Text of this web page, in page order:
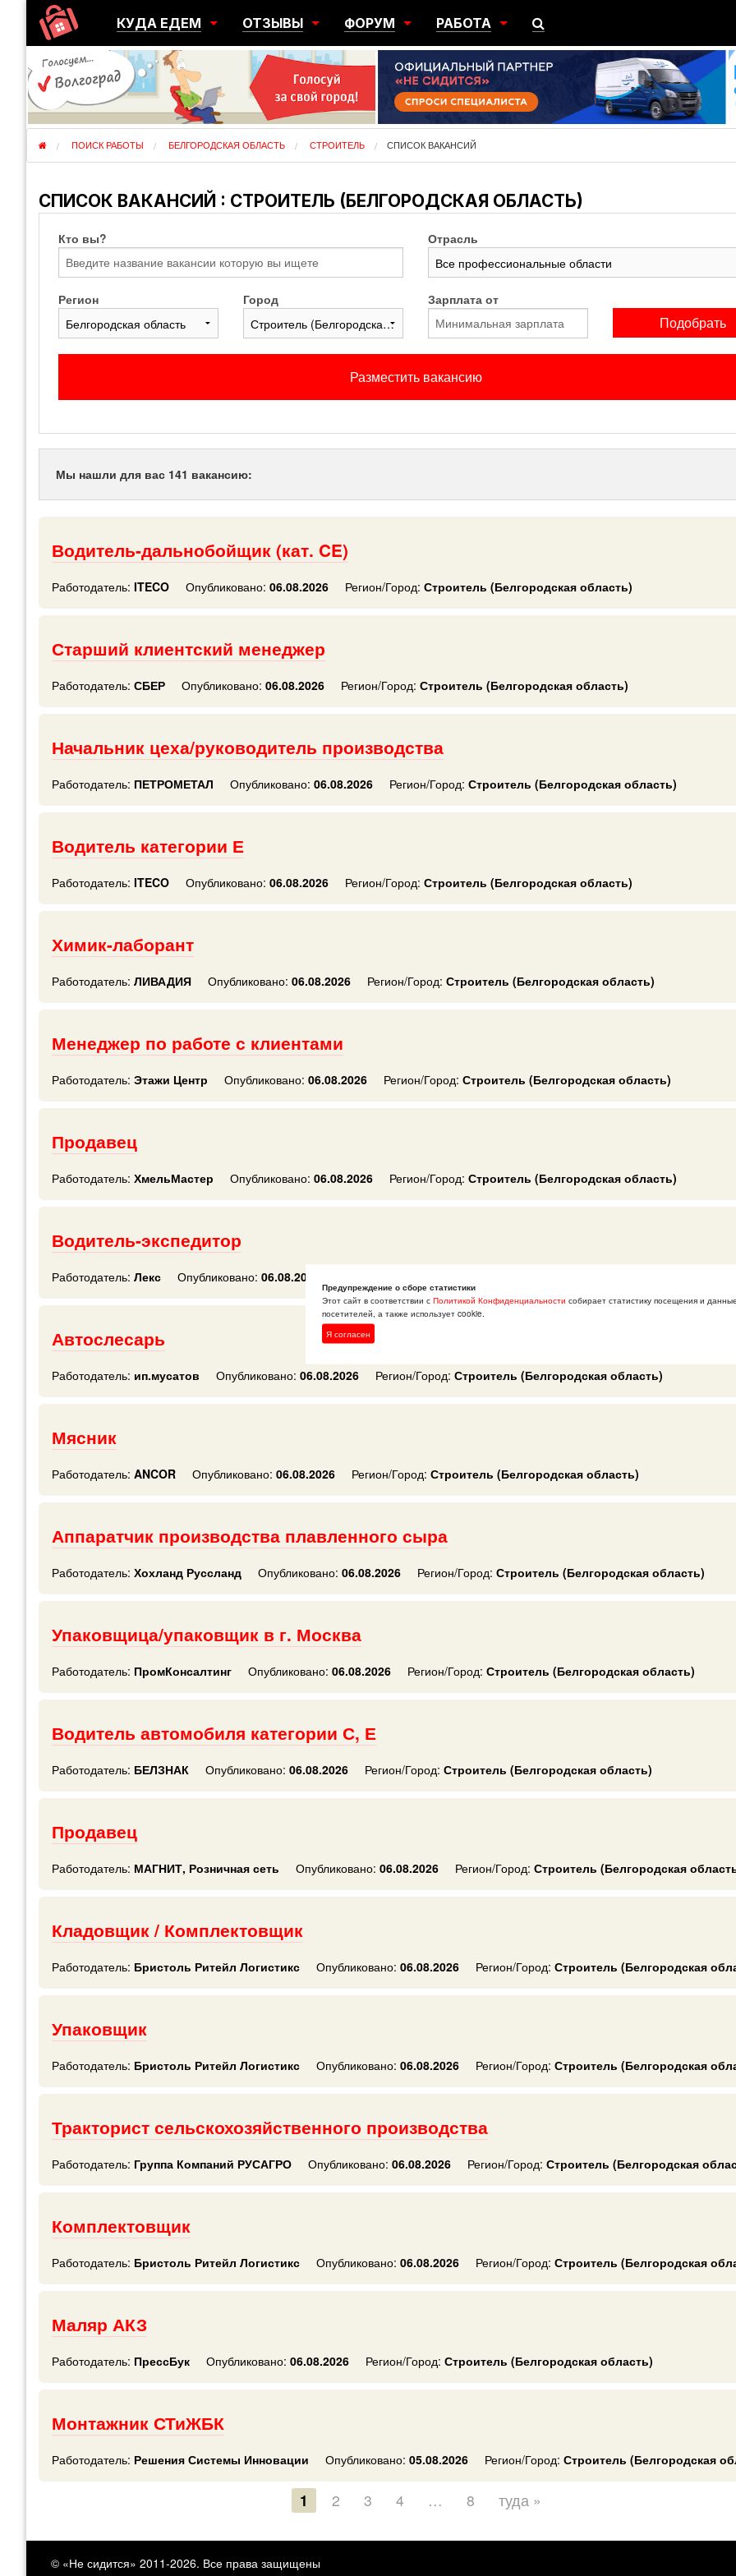
КУДА ЕДЕМ
ГОРОДА
РЕГИОНЫ
ОТЗЫВЫ
ПЕРЕЕЗДЫ
ЭМИГРАЦИЯ
ФОРУМ
ЮЖНЫЙ
РАБОТА
ПОИСК РАБОТЫ
РАЗМЕСТИТЬ ВАКАНСИЮ
ПОИСК РАБОТЫ БЕЛГОРОДСКАЯ ОБЛАСТЬ СТРОИТЕЛЬ СПИСОК ВАКАНСИЙ
СПИСОК ВАКАНСИЙ : СТРОИТЕЛЬ (БЕЛГОРОДСКАЯ ОБЛАСТЬ)
Кто вы? Отрасль
Регион Город Зарплата от
Подобрать
Разместить вакансию
Мы нашли для вас 141 вакансию:
Водитель-дальнобойщик (кат. CE)
Работодатель: ITECO Опубликовано: 06.08.2026 Регион/Город: Строитель (Белгородская область)
Старший клиентский менеджер
Работодатель: СБЕР Опубликовано: 06.08.2026 Регион/Город: Строитель (Белгородская область)
Начальник цеха/руководитель производства
Работодатель: ПЕТРОМЕТАЛ Опубликовано: 06.08.2026 Регион/Город: Строитель (Белгородская область)
Водитель категории Е
Работодатель: ITECO Опубликовано: 06.08.2026 Регион/Город: Строитель (Белгородская область)
Химик-лаборант
Работодатель: ЛИВАДИЯ Опубликовано: 06.08.2026 Регион/Город: Строитель (Белгородская область)
Менеджер по работе с клиентами
Работодатель: Этажи Центр Опубликовано: 06.08.2026 Регион/Город: Строитель (Белгородская область)
Продавец
Работодатель: ХмельМастер Опубликовано: 06.08.2026 Регион/Город: Строитель (Белгородская область)
Водитель-экспедитор
Работодатель: Лекс Опубликовано: 06.08.2026
Автослесарь
Работодатель: ип.мусатов Опубликовано: 06.08.2026 Регион/Город: Строитель (Белгородская область)
Мясник
Работодатель: ANCOR Опубликовано: 06.08.2026 Регион/Город: Строитель (Белгородская область)
Аппаратчик производства плавленного сыра
Работодатель: Хохланд Руссланд Опубликовано: 06.08.2026 Регион/Город: Строитель (Белгородская область)
Упаковщица/упаковщик в г. Москва
Работодатель: ПромКонсалтинг Опубликовано: 06.08.2026 Регион/Город: Строитель (Белгородская область)
Водитель автомобиля категории С, Е
Работодатель: БЕЛЗНАК Опубликовано: 06.08.2026 Регион/Город: Строитель (Белгородская область)
Продавец
Работодатель: МАГНИТ, Розничная сеть Опубликовано: 06.08.2026 Регион/Город: Строитель (Белгородская
Кладовщик / Комплектовщик
Работодатель: Бристоль Ритейл Логистикс Опубликовано: 06.08.2026 Регион/Город: Строитель (Белгородская
Упаковщик
Работодатель: Бристоль Ритейл Логистикс Опубликовано: 06.08.2026 Регион/Город: Строитель (Белгородская
Тракторист сельскохозяйственного производства
Работодатель: Группа Компаний РУСАГРО Опубликовано: 06.08.2026 Регион/Город: Строитель (Белгородская
Комплектовщик
Работодатель: Бристоль Ритейл Логистикс Опубликовано: 06.08.2026 Регион/Город: Строитель (Белгородская
Маляр АКЗ
Работодатель: ПрессБук Опубликовано: 06.08.2026 Регион/Город: Строитель (Белгородская область)
Монтажник СТиЖБК
Работодатель: Решения Системы Инновации Опубликовано: 05.08.2026 Регион/Город: Строитель (Белгородская
1 2 3 4 … 8 туда »
© «Не сидится» 2011-2026. Все права защищены
Предупреждение о сборе статистики
Этот сайт в соответствии с Политикой Конфиденциальности собирает статистику посещения и
посетителей, а также использует cookie.
Я согласен